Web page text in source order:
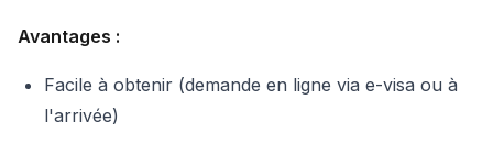
Avantages :
Facile à obtenir (demande en ligne via e-visa ou à
l'arrivée)